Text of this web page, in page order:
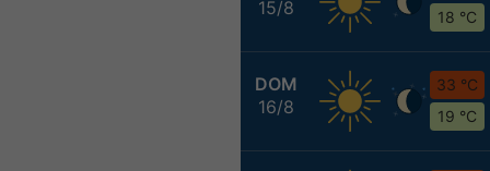
15/8
18 °C
DOM
16/8
33 °C
19 °C